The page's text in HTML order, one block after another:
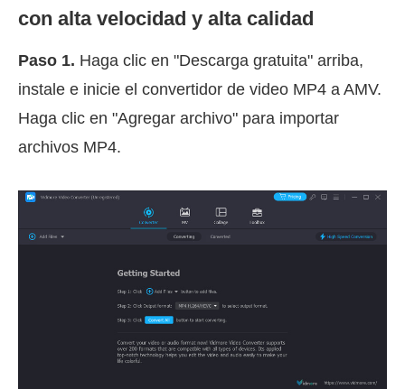
con alta velocidad y alta calidad
Paso 1. Haga clic en "Descarga gratuita" arriba,
instale e inicie el convertidor de video MP4 a AMV.
Haga clic en "Agregar archivo" para importar
archivos MP4.